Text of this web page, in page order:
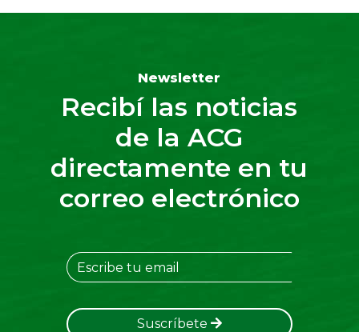
Newsletter
Recibí las noticias
de la ACG
directamente en tu
correo electrónico
Suscríbete